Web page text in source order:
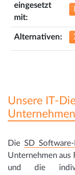
eingesetzt
mit:
Alternativen:
Unsere IT-
Unternehmen
Die SD
Unternehmen aus
und die